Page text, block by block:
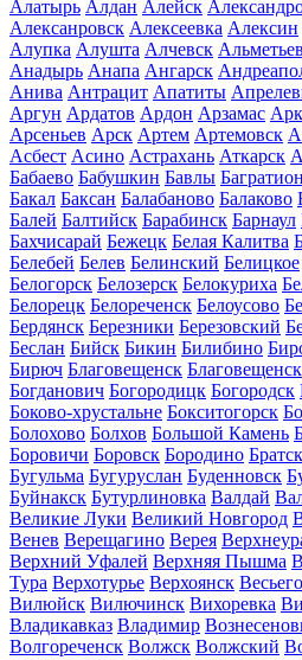
Алатырь Алдан Алейск
Алексанровск Алексеевка Алексин
Алупка Алушта Алчевск
Анадырь Анапа Ангарск
Анива Антрацит Апатиты
Аргун Ардатов Ардон Арзамас
Арсеньев Арск Артем Артемовск
Асбест Асино Астрахань Аткарск
Бабаево Бабушкин Бавлы
Бакал Баксан Балабаново Балаково
Балей Балтийск Барабинск Барнаул
Бахчисарай Бежецк Белая Калитва
Белебей Белев Белинский Белицкое
Белогорск Белозерск Белокуриха
Белорецк Белореченск Белоусово
Бердянск Березники Березовский
Беслан Бийск Бикин Билибино
Бирюч Благовещенск Благовещенск
Богданович Богородицк Богородск
Боково-хрустальне Бокситогорск
Болохово Болхов Большой Камень
Боровичи Боровск Бородино Братск
Бугульма Бугуруслан Буденновск
Буйнакск Бутурлиновка Валдай
Великие Луки Великий Новгород
Венев Верещагино Верея
Верхний Уфалей Верхняя Пышма
Тура Верхотурье Верхоянск
Вилюйск Вилючинск Вихоревка
Владикавказ Владимир
Волгореченск Волжск Волжский